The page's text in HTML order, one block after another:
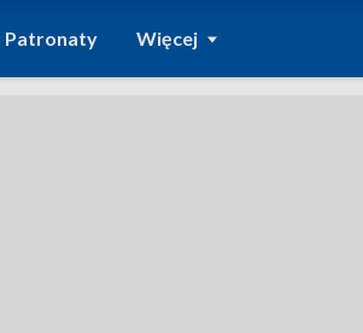
Patronaty Więcej